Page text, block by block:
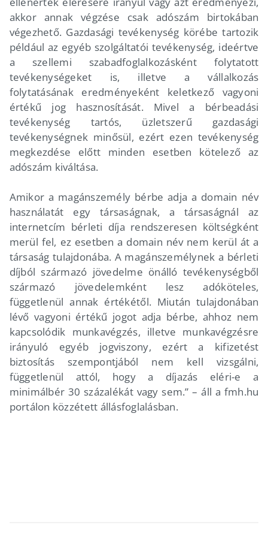
akkor annak végzése csak adószám birtokában
végezhető. Gazdasági tevékenység körébe tartozik
például az egyéb szolgáltatói tevékenység, ideértve
a szellemi szabadfoglalkozásként folytatott
tevékenységeket is, illetve a vállalkozás
folytatásának eredményeként keletkező vagyoni
értékű jog hasznosítását. Mivel a bérbeadási
tevékenység tartós, üzletszerű gazdasági
tevékenységnek minősül, ezért ezen tevékenység
megkezdése előtt minden esetben kötelező az
adószám kiváltása.
Amikor a magánszemély bérbe adja a domain név
használatát egy társaságnak, a társaságnál az
internetcím bérleti díja rendszeresen költségként
merül fel, ez esetben a domain név nem kerül át a
társaság tulajdonába. A magánszemélynek a bérleti
díjból származó jövedelme önálló tevékenységből
származó jövedelemként lesz adóköteles,
függetlenül annak értékétől. Miután tulajdonában
lévő vagyoni értékű jogot adja bérbe, ahhoz nem
kapcsolódik munkavégzés, illetve munkavégzésre
irányuló egyéb jogviszony, ezért a kifizetést
biztosítás szempontjából nem kell vizsgálni,
függetlenül attól, hogy a díjazás eléri-e a
minimálbér 30 százalékát vagy sem.” – áll a fmh.hu
portálon közzétett állásfoglalásban.